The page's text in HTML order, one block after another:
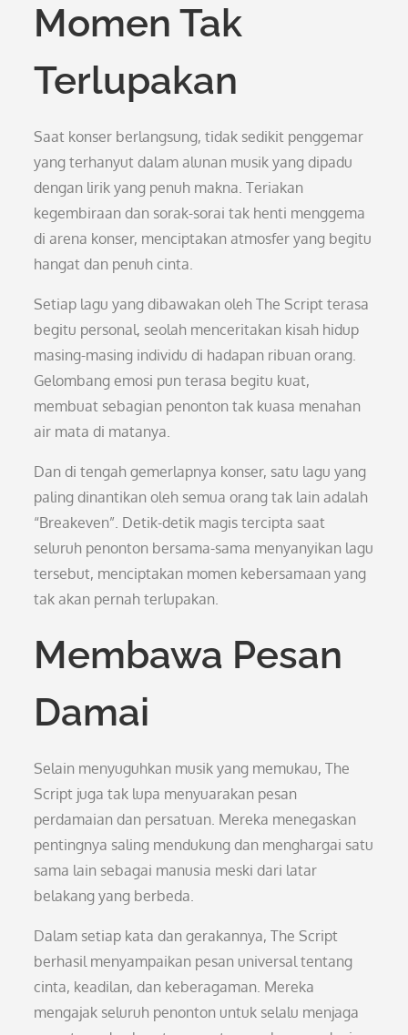
Momen Tak
Terlupakan
Saat konser berlangsung, tidak sedikit penggemar
yang terhanyut dalam alunan musik yang dipadu
dengan lirik yang penuh makna. Teriakan
kegembiraan dan sorak-sorai tak henti menggema
di arena konser, menciptakan atmosfer yang begitu
hangat dan penuh cinta.
Setiap lagu yang dibawakan oleh The Script terasa
begitu personal, seolah menceritakan kisah hidup
masing-masing individu di hadapan ribuan orang.
Gelombang emosi pun terasa begitu kuat,
membuat sebagian penonton tak kuasa menahan
air mata di matanya.
Dan di tengah gemerlapnya konser, satu lagu yang
paling dinantikan oleh semua orang tak lain adalah
“Breakeven”. Detik-detik magis tercipta saat
seluruh penonton bersama-sama menyanyikan lagu
tersebut, menciptakan momen kebersamaan yang
tak akan pernah terlupakan.
Membawa Pesan
Damai
Selain menyuguhkan musik yang memukau, The
Script juga tak lupa menyuarakan pesan
perdamaian dan persatuan. Mereka menegaskan
pentingnya saling mendukung dan menghargai satu
sama lain sebagai manusia meski dari latar
belakang yang berbeda.
Dalam setiap kata dan gerakannya, The Script
berhasil menyampaikan pesan universal tentang
cinta, keadilan, dan keberagaman. Mereka
mengajak seluruh penonton untuk selalu menjaga